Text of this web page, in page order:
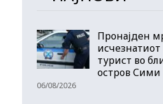
Пронајден
турист во
остров Сими
06/08/2026